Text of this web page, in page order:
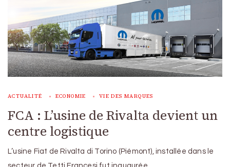
ACTUALITÉ ECONOMIE VIE DES MARQUES
FCA : L’usine de Rivalta devient un
centre logistique
L’usine Fiat de Rivalta di Torino (Piémont), installée dans le